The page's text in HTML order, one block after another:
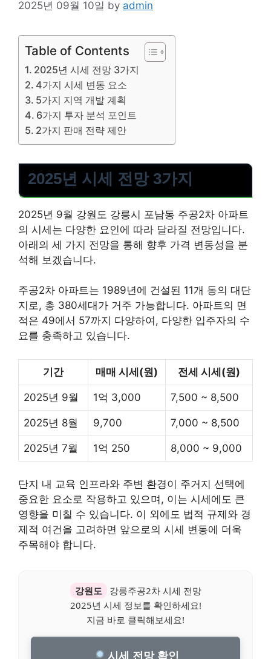
2025년 09월 10일 by admin
Table of Contents
2025년 시세 전망 3가지
4가지 시세 변동 요소
5가지 지역 개발 계획
6가지 투자 분석 포인트
2가지 판매 전략 제안
2025년 시세 전망 3가지
2025년 9월 강원도 강릉시 포남동 주공2차 아파트
의 시세는 다양한 요인에 따라 달라질 전망입니다.
아래의 세 가지 전망을 통해 향후 가격 변동성을 분
석해 보겠습니다.
주공2차 아파트는 1989년에 건설된 11개 동의 대단
지로, 총 380세대가 거주 가능합니다. 아파트의 면
적은 49에서 57까지 다양하여, 다양한 입주자의 수
요를 충족하고 있습니다.
기간 매매 시세(원) 전세 시세(원)
2025년 9월 1억 3,000 7,500 ~ 8,500
2025년 8월 9,700 7,000 ~ 8,500
2025년 7월 1억 250 8,000 ~ 9,000
단지 내 교육 인프라와 주변 환경이 주거지 선택에
중요한 요소로 작용하고 있으며, 이는 시세에도 큰
영향을 미칠 수 있습니다. 이 외에도 법적 규제와 경
제적 여건을 고려하면 앞으로의 시세 변동에 더욱
주목해야 합니다.
강원도
강릉주공2차 시세 전망
2025년 시세 정보를 확인하세요!
지금 바로 클릭해보세요!
시세 전망 확인